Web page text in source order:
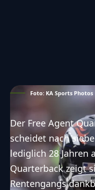
Foto: KA Sports Photos
Der Free Agent
scheidet nach
lediglich 28 Jahren
Quarterback zeigt
Rentengangs